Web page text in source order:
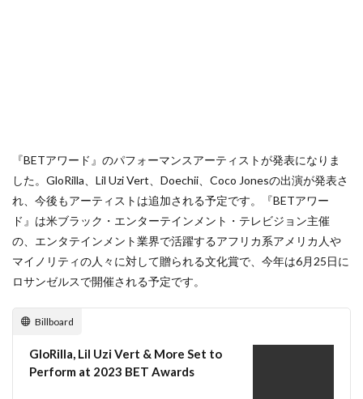
『BETアワード』のパフォーマンスアーティストが発表になりま
した。GloRilla、Lil Uzi Vert、Doechii、Coco Jonesの出演が発表さ
れ、今後もアーティストは追加される予定です。『BETアワー
ド』は米ブラック・エンターテインメント・テレビジョン主催
の、エンタテインメント業界で活躍するアフリカ系アメリカ人や
マイノリティの人々に対して贈られる文化賞で、今年は6月25日に
ロサンゼルスで開催される予定です。
Billboard
GloRilla, Lil Uzi Vert & More Set to
Perform at 2023 BET Awards